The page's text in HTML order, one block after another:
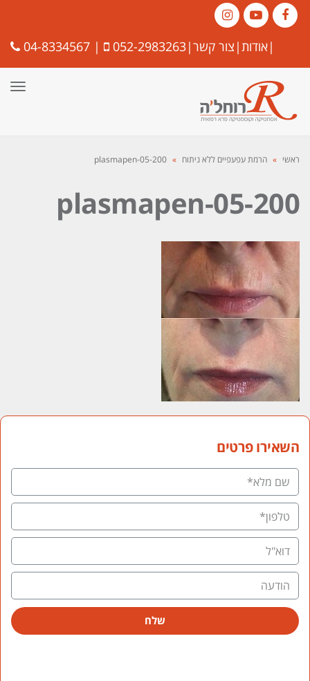
Facebook
YouTube
Instagram |אודות| צור קשר|
052-2983263
|
04-8334567
ראשי » הרמת עפעפיים ללא ניתוח »
200-plasmapen-05
200-plasmapen-05
השאירו פרטים
שלח